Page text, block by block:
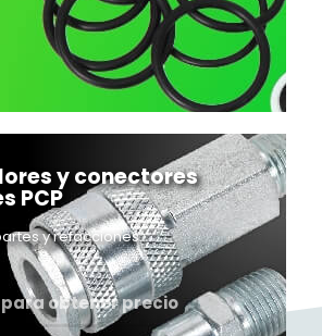
y conectores
PCP
y refacciones.
obtener precio